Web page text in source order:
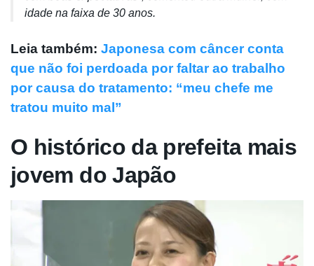
idade na faixa de 30 anos.
Leia também: Japonesa com câncer conta
que não foi perdoada por faltar ao trabalho
por causa do tratamento: “meu chefe me
tratou muito mal”
O histórico da prefeita mais
jovem do Japão